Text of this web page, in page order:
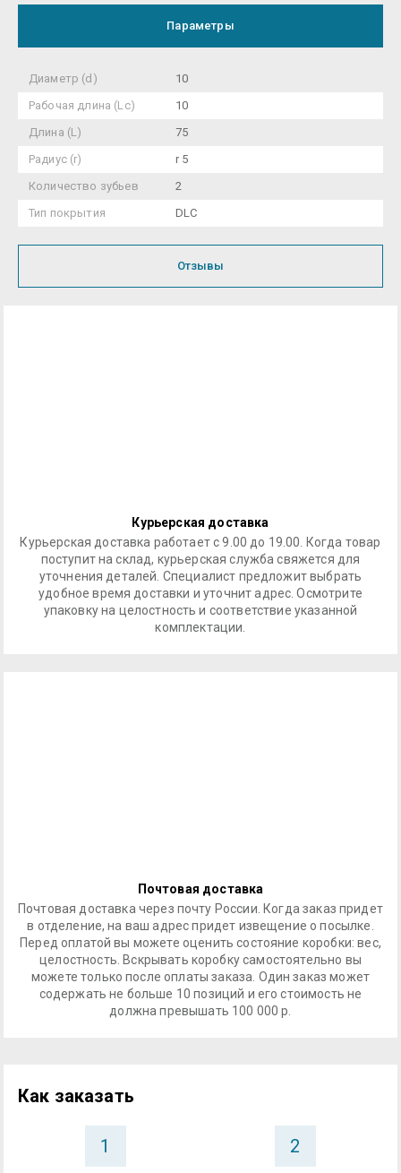
Параметры
Диаметр (d)
10
Рабочая длина (Lc)
10
Длина (L)
75
Радиус (r)
r 5
Количество зубьев
2
Тип покрытия
DLC
Отзывы
Курьерская доставка
Курьерская доставка работает с 9.00 до 19.00. Когда товар
поступит на склад, курьерская служба свяжется для
уточнения деталей. Специалист предложит выбрать
удобное время доставки и уточнит адрес. Осмотрите
упаковку на целостность и соответствие указанной
комплектации.
Почтовая доставка
Почтовая доставка через почту России. Когда заказ придет
в отделение, на ваш адрес придет извещение о посылке.
Перед оплатой вы можете оценить состояние коробки: вес,
целостность. Вскрывать коробку самостоятельно вы
можете только после оплаты заказа. Один заказ может
содержать не больше 10 позиций и его стоимость не
должна превышать 100 000 р.
Как заказать
1 2